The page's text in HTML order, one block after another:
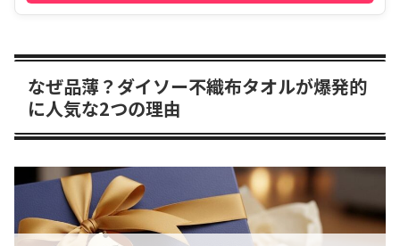
なぜ品薄？ダイソー不織布タオルが爆発的
に人気な2つの理由